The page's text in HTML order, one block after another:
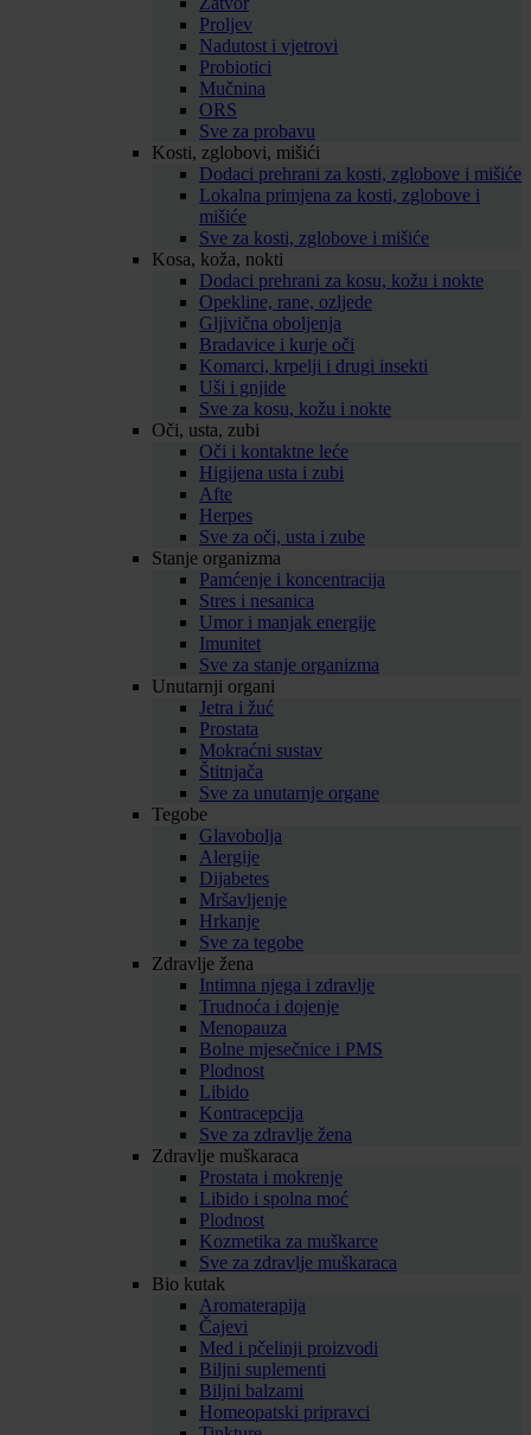
Proljev
Nadutost i vjetrovi
Probiotici
Mučnina
ORS
Sve za probavu
Kosti, zglobovi, mišići
Dodaci prehrani za kosti, zglobove i mišiće
Lokalna primjena za kosti, zglobove i
mišiće
Sve za kosti, zglobove i mišiće
Kosa, koža, nokti
Dodaci prehrani za kosu, kožu i nokte
Opekline, rane, ozljede
Gljivična oboljenja
Bradavice i kurje oči
Komarci, krpelji i drugi insekti
Uši i gnjide
Sve za kosu, kožu i nokte
Oči, usta, zubi
Oči i kontaktne leće
Higijena usta i zubi
Afte
Herpes
Sve za oči, usta i zube
Stanje organizma
Pamćenje i koncentracija
Stres i nesanica
Umor i manjak energije
Imunitet
Sve za stanje organizma
Unutarnji organi
Jetra i žuć
Prostata
Mokraćni sustav
Štitnjača
Sve za unutarnje organe
Tegobe
Glavobolja
Alergije
Dijabetes
Mršavljenje
Hrkanje
Sve za tegobe
Zdravlje žena
Intimna njega i zdravlje
Trudnoća i dojenje
Menopauza
Bolne mjesečnice i PMS
Plodnost
Libido
Kontracepcija
Sve za zdravlje žena
Zdravlje muškaraca
Prostata i mokrenje
Libido i spolna moć
Plodnost
Kozmetika za muškarce
Sve za zdravlje muškaraca
Bio kutak
Aromaterapija
Čajevi
Med i pčelinji proizvodi
Biljni suplementi
Biljni balzami
Homeopatski pripravci